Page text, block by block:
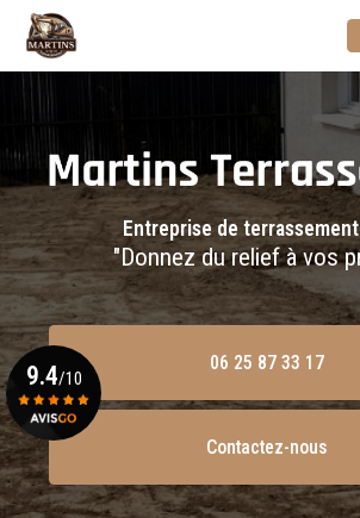
contenu
Entreprise de
"Donnez du relief à vos
06 25 87 33 17
Contactez-nous
9.4/10
Voir le certificat